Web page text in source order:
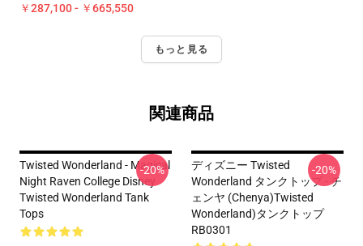
￥287,100 - ￥665,550
もっと見る
関連商品
Twisted Wonderland - Magical
Night Raven College Disney
Twisted Wonderland Tank
Tops
-20%
ディズニー Twisted
Wonderland タンクトップ - チ
ェンヤ (Chenya)Twisted
Wonderland)タンクトップ
RB0301
-20%